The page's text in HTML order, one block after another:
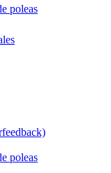
poleas
poleas